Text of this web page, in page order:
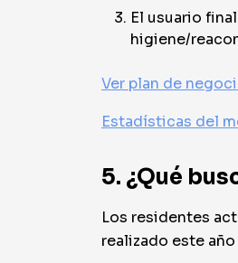
El usuario
higiene/
Ver plan de
Estadísticas del
5. ¿Qué
Los residentes
realizado este